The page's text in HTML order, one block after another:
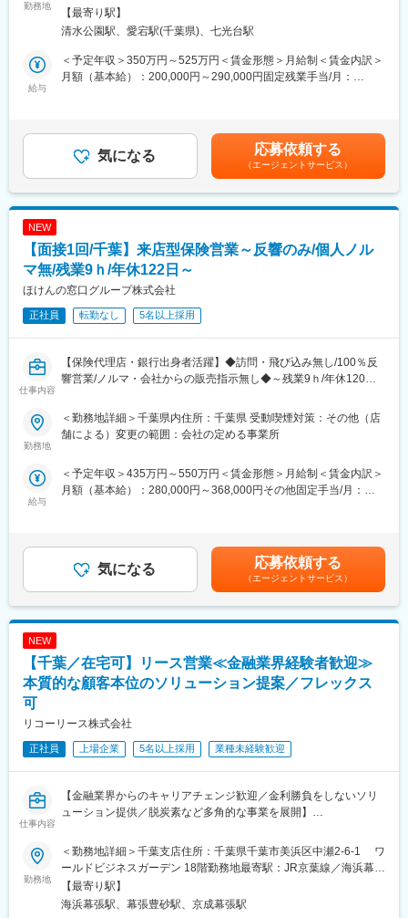
・取り扱うのはユンボ・ブルドーザー・発電機など大型建設機械
・既存顧客メイン
・新規営業も、まずは挨拶・関係構築からスタート
・拠点周辺が中心、案件により直行直帰OK
・個人目標に応じて賞与へインセンティブ反映
当社は東証プライム上場「株式会社ワキタ」の100％子会社。
グループの安定基盤と充実した福利厚生のもと、千葉・茨城で確
かな実績と知名度を築いています。
・チームワーク重視でフォロー体制も充実
・年間休日125日、土日祝休みでワークライフバランスも確保
上にわたり地域インフラを支えてきました。2007年に東証プライ
ム上場の「株式会社ワキタ」グループ入りし、現在も拠点を拡大
中。公共工事の増加も追い風となり、市場は今後も成長が見込ま
れています。
今回募集するのは、建設機械のレンタル・リース提案を担う法人
営業。
■仕事内容
建設会社や工務店など法人のお客様に対して、建設機械・重機の
・既存顧客のフォロー（利用状況確認・追加提案など）
・見積書作成（事務スタッフがサポート）
・現場ニーズに応じた機種提案、利用スケジュール調整など
★営業経験者が活躍しやすいポイント
・裁量が大きく、顧客戦略の立案や提案方法はあなた次第
・活動量よりも「成果」と「関係構築」が評価される環境
■仕事の特徴
・新規営業も、まずは挨拶・関係構築からスタート
・拠点周辺が中心、案件により直行直帰OK
◆企業情報
当社は東証プライム上場「株式会社ワキタ」の100％子会社。
グループの安定基盤と充実した福利厚生のもと、千葉・茨城で確
かな実績と知名度を築いています。
◆社風・働き方
・営業所間の連携が良く、相談しやすい環境
・チームワーク重視でフォロー体制も充実
変更の範囲：会社の定める業務
勤務地
策：屋内喫煙可能場所あり変更の範囲：会社の定める事業所
【最寄り駅】
清水公園駅、愛宕駅(千葉県)、七光台駅
給与
＜予定年収＞350万円～525万円＜賃金形態＞月給制＜賃金内訳＞
月額（基本給）：200,000円～290,000円固定残業手当/月：
与：年2回 (初年度の支給平均：1,2か月分～)■昇給：年1回：上
昇率(2025年）107.4％（平均）■モデル年収新卒入社5年後(27
歳)：480万円（メンバー）中途入社5年後(30歳)：550万円（メン
バー）中途入社10年後(34歳)：750万円（マネジメント）賃金は
あくまでも目安の金額であり、選考を通じて上下する可能性があ
気になる 応募依頼する
（エージェントサービス）
NEW
【面接1回/千葉】来店型保険営業～反響のみ/個人ノル
マ無/残業9ｈ/年休122日～
ほけんの窓口グループ株式会社
正社員 転勤なし 5名以上採用
仕事内容
【保険代理店・銀行出身者活躍】◆訪問・飛び込み無し/100％反
響営業/ノルマ・会社からの販売指示無し◆～残業9ｈ/年休120日
〇認知度抜群で新規営業の必要がありません
多彩なメディア戦略により、営業電話や顧客宅訪問といったアプ
っていただく方のほか、予約来店も多く、余裕をもって準備でき
ます。
ておらず店舗でのノルマに留めております。会社・上司の指示で
特定の保険商品を優先的にご案内したり、ノルマ達成のために強
引な提案をしたりすることは企業方針と異なります。
〇多様な働き方にも柔軟に対応可能です
社員も多く働いており、中長期に渡って安心して就業いただけま
す。
残業時間も月平均9時間で働きやすい環境です。
■業務内容
お客さまのご相談内容確認からスタートし、40社以上の保険会社
の商品の中から、お客さまに合った保障をオーダーメイドで設
計・提案します。特定商品の販売指示はなく、お客さまを第一に
考えた対応に専念できます。
（1）来店されたお客さまからのヒアリング
（3）ご契約・ご契約内容確認
■キャリアステップ
現場で経験を積んでいき、店長、ブロック長へのキャリアアップ
勤務地
＜勤務地詳細＞千葉県内住所：千葉県 受動喫煙対策：その他（店
舗による）変更の範囲：会社の定める事業所
給与
＜予定年収＞435万円～550万円＜賃金形態＞月給制＜賃金内訳＞
月額（基本給）：280,000円～368,000円その他固定手当/月：
す※年収はあくまで一例であり、経験・能力を考慮のうえ決定しま
す■昇給：年1回（8月）■賞与：年2回（2月、8月）を含む賃金は
あくまでも目安の金額であり、選考を通じて上下する可能性があ
ります。月給(月額)は固定手当を含めた表記です。
気になる 応募依頼する
（エージェントサービス）
NEW
【千葉／在宅可】リース営業≪金融業界経験者歓迎≫
本質的な顧客本位のソリューション提案／フレックス
可
リコーリース株式会社
正社員 上場企業 5名以上採用 業種未経験歓迎
仕事内容
【金融業界からのキャリアチェンジ歓迎／金利勝負をしないソリ
ューション提供／脱炭素など多角的な事業を展開】
当社はリコー製品、OA・IT機器、工作機械、医療機器などのリー
スに加え、ローンや融資、決済サービスなどファイナンスソリュ
ーションを取り扱っております。
リース会社は主に企業に対して車両、機械、設備などの資産を貸
し出し、顧客は大きな初期投資を避けて資産を一定期間使用でき
勤務地
＜勤務地詳細＞千葉支店住所：千葉県千葉市美浜区中瀬2-6-1 ワ
ールドビジネスガーデン 18階勤務地最寄駅：JR京葉線／海浜幕張
駅受動喫煙対策：屋内全面禁煙変更の範囲：会社の定める事業所
（リモートワーク含む）
【最寄り駅】
海浜幕張駅、幕張豊砂駅、京成幕張駅